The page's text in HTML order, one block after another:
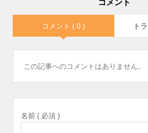
コメント ( 0 ) ト
この記事へのコメントはありません。
名前 ( 必須 )